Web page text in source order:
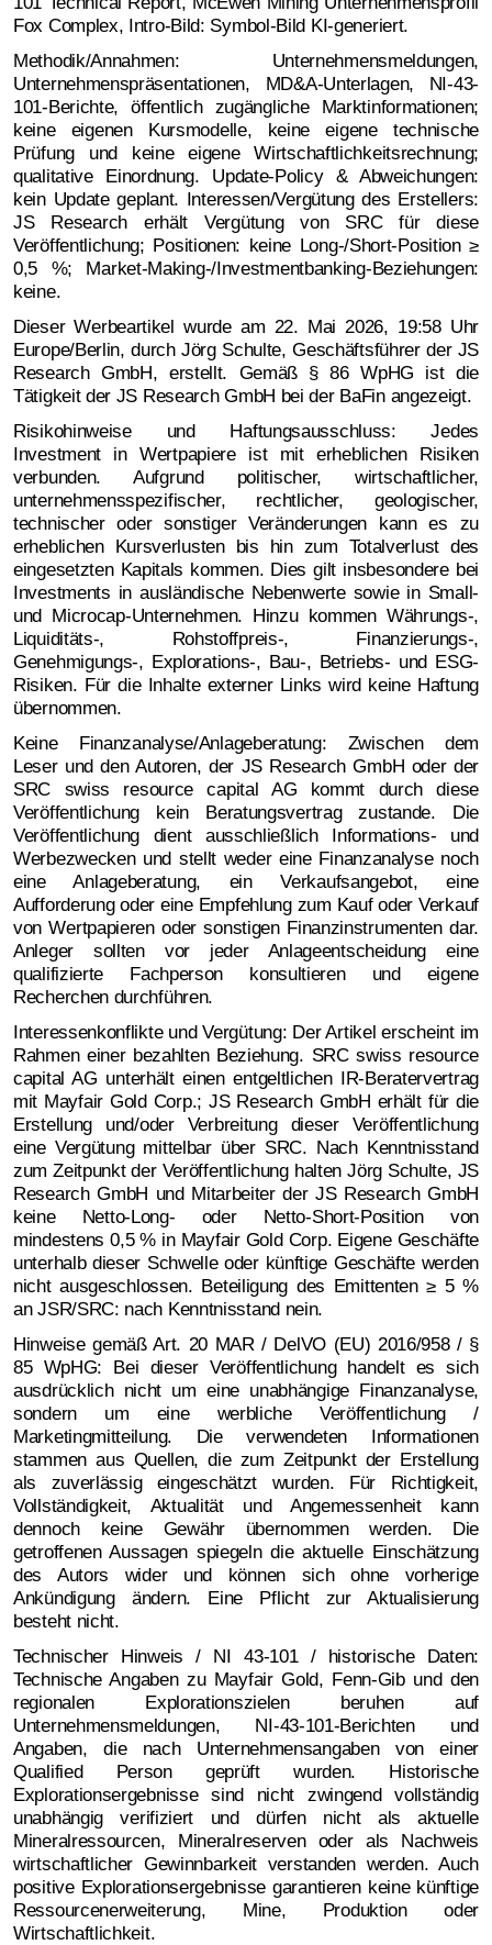
Fox Complex, Intro-Bild: Symbol-Bild KI-generiert.
Methodik/Annahmen: Unternehmensmeldungen,
Unternehmenspräsentationen, MD&A-Unterlagen, NI-43-
101-Berichte, öffentlich zugängliche Marktinformationen;
keine eigenen Kursmodelle, keine eigene technische
Prüfung und keine eigene Wirtschaftlichkeitsrechnung;
qualitative Einordnung. Update-Policy & Abweichungen:
kein Update geplant. Interessen/Vergütung des Erstellers:
JS Research erhält Vergütung von SRC für diese
Veröffentlichung; Positionen: keine Long-/Short-Position ≥
0,5 %; Market-Making-/Investmentbanking-Beziehungen:
keine.
Dieser Werbeartikel wurde am 22. Mai 2026, 19:58 Uhr
Europe/Berlin, durch Jörg Schulte, Geschäftsführer der JS
Research GmbH, erstellt. Gemäß § 86 WpHG ist die
Tätigkeit der JS Research GmbH bei der BaFin angezeigt.
Risikohinweise und Haftungsausschluss: Jedes
Investment in Wertpapiere ist mit erheblichen Risiken
verbunden. Aufgrund politischer, wirtschaftlicher,
unternehmensspezifischer, rechtlicher, geologischer,
technischer oder sonstiger Veränderungen kann es zu
erheblichen Kursverlusten bis hin zum Totalverlust des
eingesetzten Kapitals kommen. Dies gilt insbesondere bei
Investments in ausländische Nebenwerte sowie in Small-
und Microcap-Unternehmen. Hinzu kommen Währungs-,
Liquiditäts-, Rohstoffpreis-, Finanzierungs-,
Genehmigungs-, Explorations-, Bau-, Betriebs- und ESG-
Risiken. Für die Inhalte externer Links wird keine Haftung
übernommen.
Keine Finanzanalyse/Anlageberatung: Zwischen dem
Leser und den Autoren, der JS Research GmbH oder der
SRC swiss resource capital AG kommt durch diese
Veröffentlichung kein Beratungsvertrag zustande. Die
Veröffentlichung dient ausschließlich Informations- und
Werbezwecken und stellt weder eine Finanzanalyse noch
eine Anlageberatung, ein Verkaufsangebot, eine
Aufforderung oder eine Empfehlung zum Kauf oder Verkauf
von Wertpapieren oder sonstigen Finanzinstrumenten dar.
Anleger sollten vor jeder Anlageentscheidung eine
qualifizierte Fachperson konsultieren und eigene
Recherchen durchführen.
Interessenkonflikte und Vergütung: Der Artikel erscheint im
Rahmen einer bezahlten Beziehung. SRC swiss resource
capital AG unterhält einen entgeltlichen IR-Beratervertrag
mit Mayfair Gold Corp.; JS Research GmbH erhält für die
Erstellung und/oder Verbreitung dieser Veröffentlichung
eine Vergütung mittelbar über SRC. Nach Kenntnisstand
zum Zeitpunkt der Veröffentlichung halten Jörg Schulte, JS
Research GmbH und Mitarbeiter der JS Research GmbH
keine Netto-Long- oder Netto-Short-Position von
mindestens 0,5 % in Mayfair Gold Corp. Eigene Geschäfte
unterhalb dieser Schwelle oder künftige Geschäfte werden
nicht ausgeschlossen. Beteiligung des Emittenten ≥ 5 %
an JSR/SRC: nach Kenntnisstand nein.
Hinweise gemäß Art. 20 MAR / DelVO (EU) 2016/958 / §
85 WpHG: Bei dieser Veröffentlichung handelt es sich
ausdrücklich nicht um eine unabhängige Finanzanalyse,
sondern um eine werbliche Veröffentlichung /
Marketingmitteilung. Die verwendeten Informationen
stammen aus Quellen, die zum Zeitpunkt der Erstellung
als zuverlässig eingeschätzt wurden. Für Richtigkeit,
Vollständigkeit, Aktualität und Angemessenheit kann
dennoch keine Gewähr übernommen werden. Die
getroffenen Aussagen spiegeln die aktuelle Einschätzung
des Autors wider und können sich ohne vorherige
Ankündigung ändern. Eine Pflicht zur Aktualisierung
besteht nicht.
Technischer Hinweis / NI 43-101 / historische Daten:
Technische Angaben zu Mayfair Gold, Fenn-Gib und den
regionalen Explorationszielen beruhen auf
Unternehmensmeldungen, NI-43-101-Berichten und
Angaben, die nach Unternehmensangaben von einer
Qualified Person geprüft wurden. Historische
Explorationsergebnisse sind nicht zwingend vollständig
unabhängig verifiziert und dürfen nicht als aktuelle
Mineralressourcen, Mineralreserven oder als Nachweis
wirtschaftlicher Gewinnbarkeit verstanden werden. Auch
positive Explorationsergebnisse garantieren keine künftige
Ressourcenerweiterung, Mine, Produktion oder
Wirtschaftlichkeit.